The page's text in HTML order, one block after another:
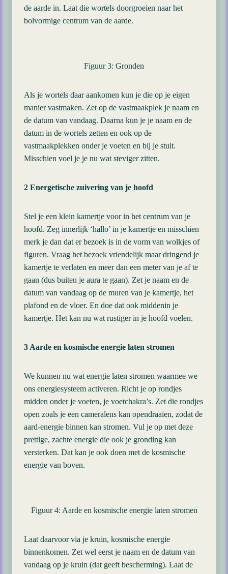
de aarde in. Laat die wortels doorgroeien naar het
bolvormige centrum van de aarde.
Figuur 3: Gronden
Als je wortels daar aankomen kun je die op je eigen
manier vastmaken. Zet op de vastmaakplek je naam en
de datum van vandaag. Daarna kun je je naam en de
datum in de wortels zetten en ook op de
vastmaakplekken onder je voeten en bij je stuit.
Misschien voel je je nu wat steviger zitten.
2 Energetische zuivering van je hoofd
Stel je een klein kamertje voor in het centrum van je
hoofd. Zeg innerlijk ‘hallo’ in je kamertje en misschien
merk je dan dat er bezoek is in de vorm van wolkjes of
figuren. Vraag het bezoek vriendelijk maar dringend je
kamertje te verlaten en meer dan een meter van je af te
gaan (dus buiten je aura te gaan). Zet je naam en de
datum van vandaag op de muren van je kamertje, het
plafond en de vloer. En doe dat ook middenin je
kamertje. Het kan nu wat rustiger in je hoofd voelen.
3 Aarde en kosmische energie laten stromen
We kunnen nu wat energie laten stromen waarmee we
ons energiesysteem activeren. Richt je op rondjes
midden onder je voeten, je voetchakra’s. Zet die rondjes
open zoals je een cameralens kan opendraaien, zodat de
aard-energie binnen kan stromen. Vul je op met deze
prettige, zachte energie die ook je gronding kan
versterken. Dat kan je ook doen met de kosmische
energie van boven.
Figuur 4: Aarde en kosmische energie laten stromen
Laat daarvoor via je kruin, kosmische energie
binnenkomen. Zet wel eerst je naam en de datum van
vandaag op je kruin (dat geeft bescherming). Laat de